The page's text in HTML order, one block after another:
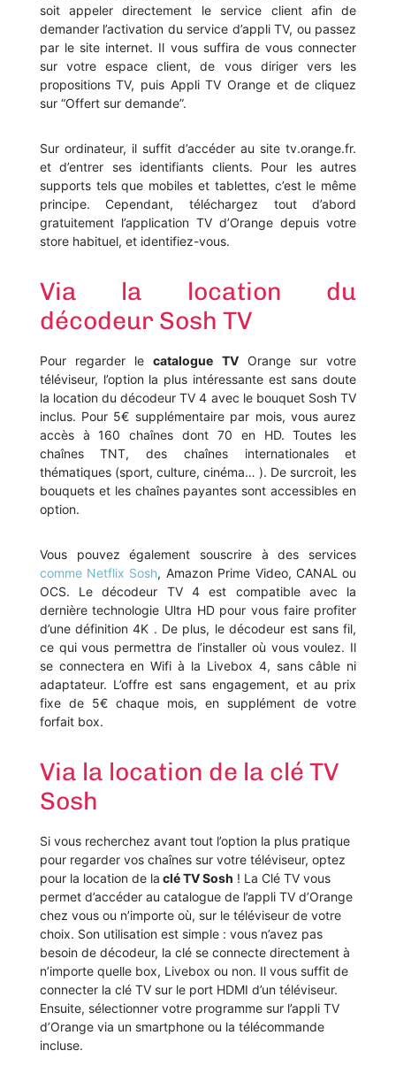
soit appeler directement le service client afin de
demander l’activation du service d’appli TV, ou passez
par le site internet. Il vous suffira de vous connecter
sur votre espace client, de vous diriger vers les
propositions TV, puis Appli TV Orange et de cliquez
sur “Offert sur demande”.
Sur ordinateur, il suffit d’accéder au site tv.orange.fr.
et d’entrer ses identifiants clients. Pour les autres
supports tels que mobiles et tablettes, c’est le même
principe. Cependant, téléchargez tout d’abord
gratuitement l’application TV d’Orange depuis votre
store habituel, et identifiez-vous.
Via la location du
décodeur Sosh TV
Pour regarder lecatalogue TVOrange sur votre
téléviseur, l’option la plus intéressante est sans doute
la location du décodeur TV 4 avec le bouquet Sosh TV
inclus. Pour 5€ supplémentaire par mois, vous aurez
accès à 160 chaînes dont 70 en HD. Toutes les
chaînes TNT, des chaînes internationales et
thématiques (sport, culture, cinéma… ). De surcroit, les
bouquets et les chaînes payantes sont accessibles en
option.
Vous pouvez également souscrire à des services
comme Netflix Sosh, Amazon Prime Video, CANAL ou
OCS. Le décodeur TV 4 est compatible avec la
dernière technologie Ultra HD pour vous faire profiter
d’une définition 4K . De plus, le décodeur est sans fil,
ce qui vous permettra de l’installer où vous voulez. Il
se connectera en Wifi à la Livebox 4, sans câble ni
adaptateur. L’offre est sans engagement, et au prix
fixe de 5€ chaque mois, en supplément de votre
forfait box.
Via la location de la clé TV
Sosh
Si vous recherchez avant tout l’option la plus pratique
pour regarder vos chaînes sur votre téléviseur, optez
pour la location de la clé TV Sosh ! La Clé TV vous
permet d’accéder au catalogue de l’appli TV d’Orange
chez vous ou n’importe où, sur le téléviseur de votre
choix. Son utilisation est simple : vous n’avez pas
besoin de décodeur, la clé se connecte directement à
n’importe quelle box, Livebox ou non. Il vous suffit de
connecter la clé TV sur le port HDMI d’un téléviseur.
Ensuite, sélectionner votre programme sur l’appli TV
d’Orange via un smartphone ou la télécommande
incluse.